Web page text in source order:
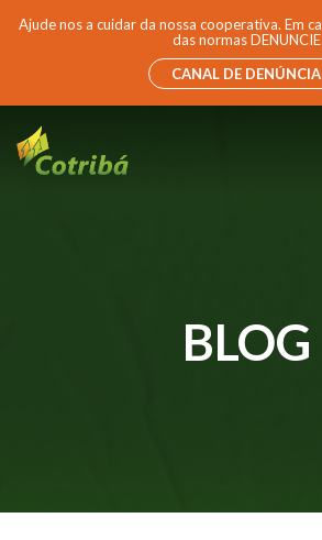
Ajude nos a cuidar da nossa cooperativa. Em
das normas DENUNCIE
CANAL DE DENÚNCIA
BLOG